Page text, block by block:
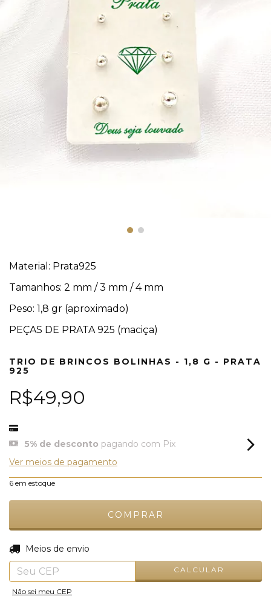
Material: Prata925
Tamanhos: 2 mm / 3 mm / 4 mm
Peso: 1,8 gr (aproximado)
PEÇAS DE PRATA 925 (maciça)
TRIO DE BRINCOS BOLINHAS - 1,8 G - PRATA
925
R$49,90
5% de desconto pagando com Pix
Ver meios de pagamento
6 em estoque
Entregas para o CEP:
Meios de envio
CALCULAR
Não sei meu CEP